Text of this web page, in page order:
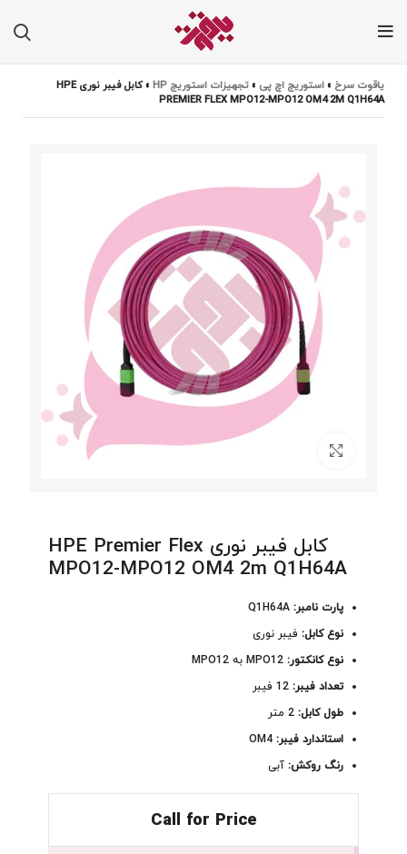
یاقوت سرخ »استوریج اچ پی »تجهیزات استوریج HP »
کابل فیبر نوری HPE
PREMIER FLEX MPO12-MPO12 OM4 2M Q1H64A
برای بزرگنمایی کلیک کنید
کابل فیبر نوری HPE Premier Flex
MPO12-MPO12 OM4 2m Q1H64A
پارت نامبر:
نوع کابل: فیبر نوری
نوع کانکتور:
تعداد فیبر:
طول کابل:
استاندارد فیبر:
رنگ روکش: آبی
Call for Price